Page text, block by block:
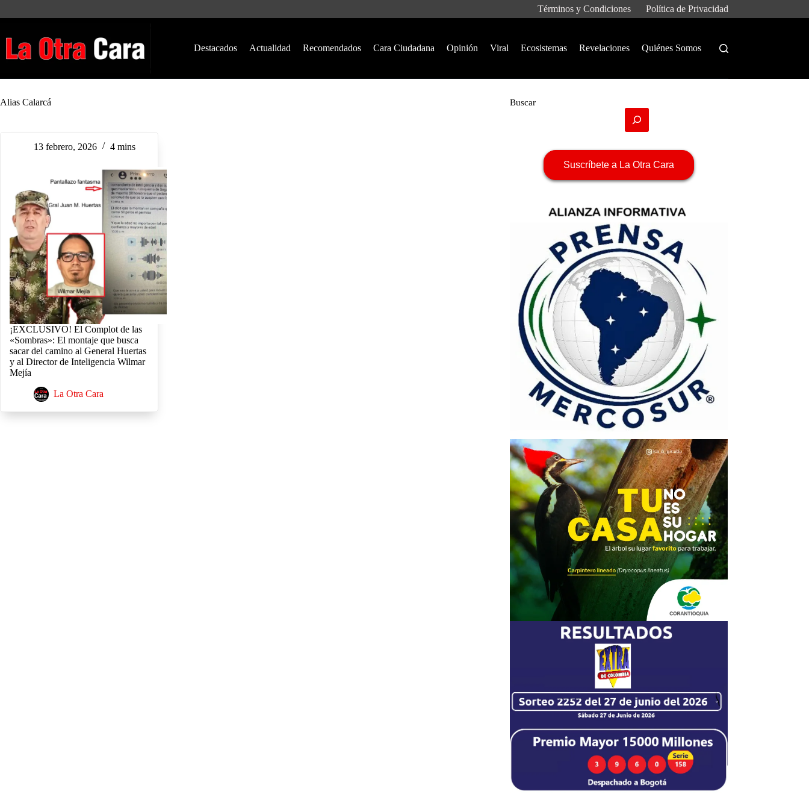
Términos y Condiciones Política de Privacidad
Destacados Actualidad Recomendados Cara Ciudadana Opinión Viral Ecosistemas Revelaciones Quiénes Somos
Alias Calarcá
13 febrero, 2026 4 mins
¡EXCLUSIVO! El Complot de las
«Sombras»: El montaje que busca
sacar del camino al General Huertas
y al Director de Inteligencia Wilmar
Mejía
La Otra Cara
Buscar
Suscríbete a La Otra Cara